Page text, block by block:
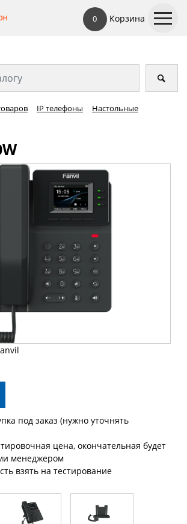
0 Корзина
IP телефоны
Настольные
под заказ (нужно уточнять
цена, окончательная будет
менеджером
взять на тестирование